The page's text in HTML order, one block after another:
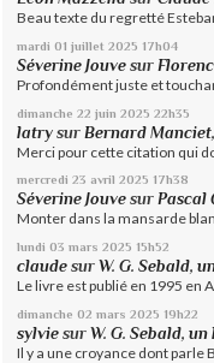
Beau texte du regretté
mardi 01 juillet 2025 17h04
Séverine Jouve sur
Profondément juste et
dimanche 22 juin 2025 22h35
latry surBernard Manciet,
Merci pour cette citation qui
mercredi 23 avril 2025 17h38
Séverine Jouve surPascal
Monter dans la mansarde
lundi 03 mars 2025 15h52
claude surW. G. Sebald,
Le livre est publié en 1995 en
dimanche 02 mars 2025 19h22
sylvie surW. G. Sebald,
Il y a une croyance dont parle